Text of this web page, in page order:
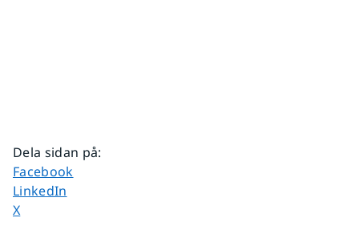
Dela sidan på:
Dela sidan på
Facebook
Dela sidan på
LinkedIn
Dela sidan på
X